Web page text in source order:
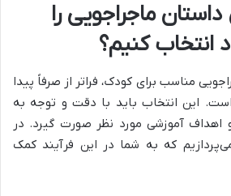
ماجراجویی را
انتخاب کنیم؟
مناسب برای کودک، فراتر از صرفاً پیدا
این انتخاب باید با دقت و توجه به
اهداف آموزشی مورد نظر صورت گیرد. در
که به شما در این فرآیند کمک